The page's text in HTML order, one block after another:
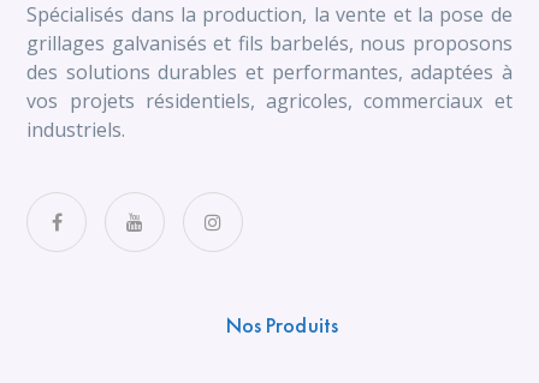
Spécialisés dans la production, la vente et la pose de
grillages galvanisés et fils barbelés, nous proposons
des solutions durables et performantes, adaptées à
vos projets résidentiels, agricoles, commerciaux et
industriels.
Nos Produits